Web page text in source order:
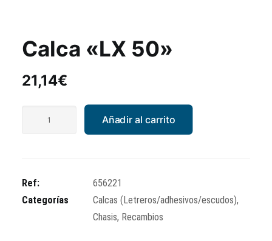
Calca «LX 50»
21,14€
Añadir al carrito
Ref:
656221
Categorías
Calcas (Letreros/adhesivos/escudos),
Chasis, Recambios